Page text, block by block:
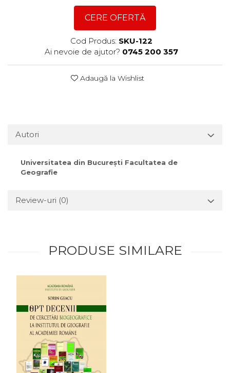
CERE OFERTĂ
Cod Produs: SKU-122
Ai nevoie de ajutor? 0745 200 357
Adaugă la Wishlist
Autori
Universitatea din Bucureşti Facultatea de
Geografie
Review-uri (0)
PRODUSE SIMILARE